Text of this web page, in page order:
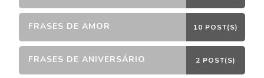
FRASES DE AMOR 10 POST(S)
FRASES DE ANIVERSÁRIO 2 POST(S)